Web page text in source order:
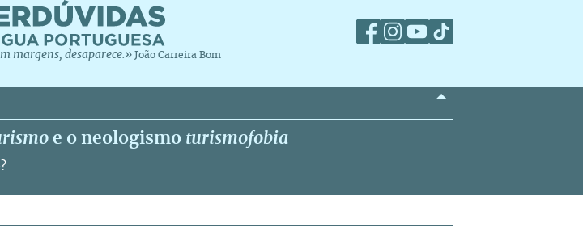
margens, desaparece.» João Carreira Bom
e o neologismo turismofobia
?